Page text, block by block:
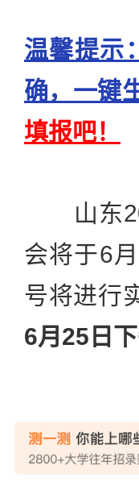
温馨提示
确，一键
填报吧！
山东
会将于6
号将进行
6月25日